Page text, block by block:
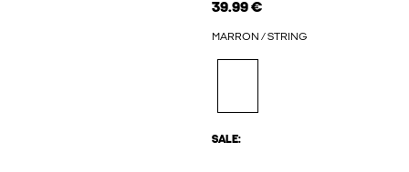
39.99 €
MARRON / STRING
SALE: